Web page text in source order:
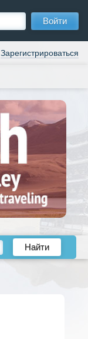
Войти
Зарегистрироваться
Найти